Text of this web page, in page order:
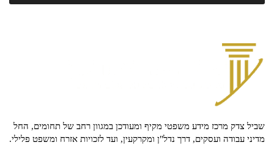
שביל צדק מרכז מידע משפטי מקיף ומעודכן במגוון רחב של תחומים, החל
מדיני עבודה ועסקים, דרך נדל"ן ומקרקעין, ועד לזכויות אזרח ומשפט פלילי.